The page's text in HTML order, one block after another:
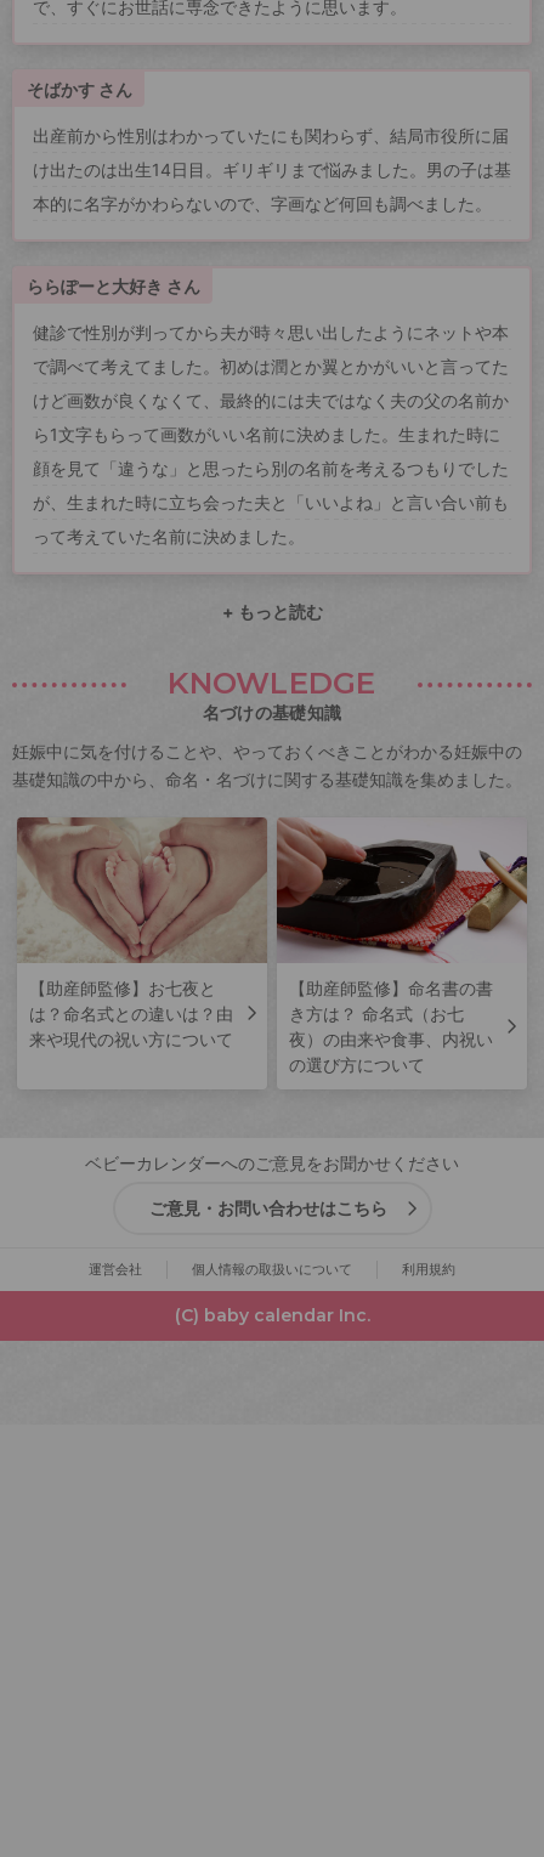
で、すぐにお世話に専念できたように思います。
そばかす さん
出産前から性別はわかっていたにも関わらず、結局市役所に届
け出たのは出生14日目。ギリギリまで悩みました。男の子は基
本的に名字がかわらないので、字画など何回も調べました。
ららぽーと大好き さん
健診で性別が判ってから夫が時々思い出したようにネットや本
で調べて考えてました。初めは潤とか翼とかがいいと言ってた
けど画数が良くなくて、最終的には夫ではなく夫の父の名前か
ら1文字もらって画数がいい名前に決めました。生まれた時に
顔を見て「違うな」と思ったら別の名前を考えるつもりでした
が、生まれた時に立ち会った夫と「いいよね」と言い合い前も
って考えていた名前に決めました。
+ もっと読む
KNOWLEDGE
名づけの基礎知識
妊娠中に気を付けることや、やっておくべきことがわかる妊娠中の
基礎知識の中から、命名・名づけに関する基礎知識を集めました。
【助産師監修】お七夜と
は？命名式との違いは？由
来や現代の祝い方について
【助産師監修】命名書の書
き方は？ 命名式（お七
夜）の由来や食事、内祝い
の選び方について
ベビーカレンダーへのご意見をお聞かせください
ご意見・お問い合わせはこちら
運営会社 個人情報の取扱いについて 利用規約
(C) baby calendar Inc.